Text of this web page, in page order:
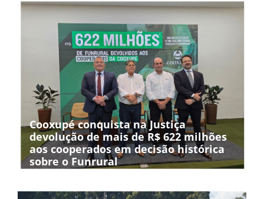
Cooxupé conquista na Justiça
devolução de mais de R$ 622 milhões
aos cooperados em decisão histórica
sobre o Funrural